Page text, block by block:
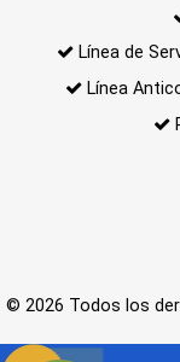
Línea de
Línea
© 2026 Todos los